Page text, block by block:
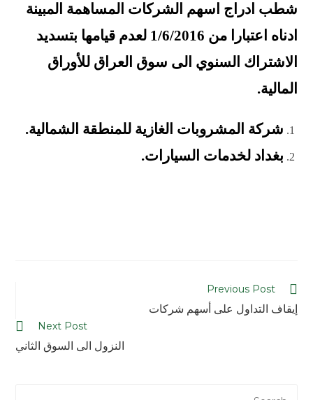
شطب ادراج اسهم الشركات المساهمة المبينة
ادناه اعتبارا من 1/6/2016 لعدم قيامها بتسديد
الاشتراك السنوي الى سوق العراق للأوراق
المالية.
شركة المشروبات الغازية للمنطقة الشمالية.
بغداد لخدمات السيارات.
Previous Post
إيقاف التداول على أسهم شركات
Next Post
النزول الى السوق الثاني